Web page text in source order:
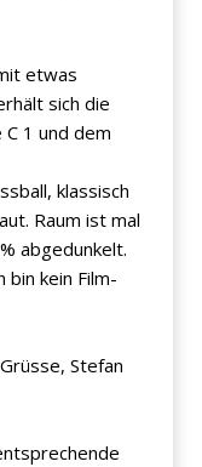
etwas
sich die
1 und dem
klassisch
Raum ist mal
abgedunkelt.
bin kein Film-
Stefan